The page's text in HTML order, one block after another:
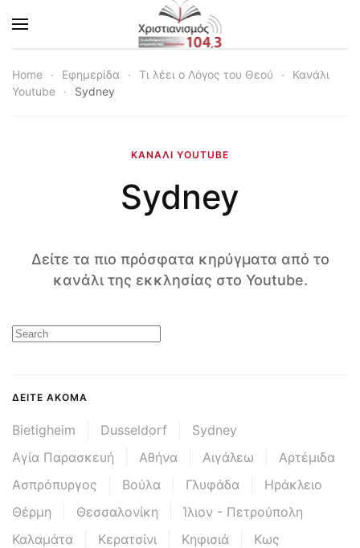
Skip to main content
Home Εφημερίδα Τι λέει ο Λόγος του Θεού
Κανάλι
Youtube
Sydney
ΚΑΝΆΛΙ YOUTUBE
Sydney
Δείτε τα πιο πρόσφατα κηρύγματα από το
κανάλι της εκκλησίας στο Youtube.
ΔΕΊΤΕ ΑΚΌΜΑ
Bietigheim Dusseldorf
Sydney
Αγία Παρασκευή
Αθήνα Αιγάλεω
Αρτέμιδα
Ασπρόπυργος
Βούλα Γλυφάδα
Ηράκλειο
Θέρμη
Θεσσαλονίκη
Ίλιον - Πετρούπολη
Καλαμάτα
Κερατσίνι Κηφισιά
Κως